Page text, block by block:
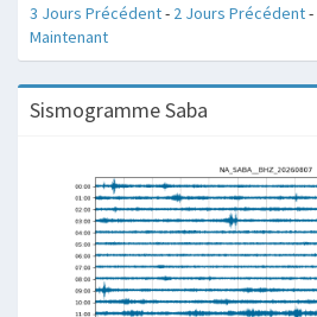
3 Jours Précédent- 2 Jours Précédent-
Maintenant
Sismogramme Saba